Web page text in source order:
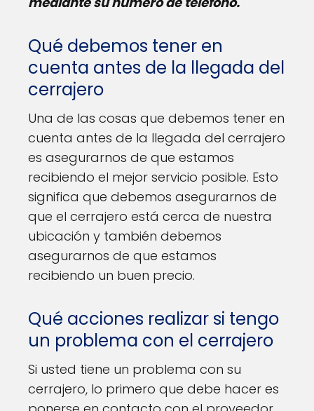
Qué debemos tener en
cuenta antes de la llegada del
cerrajero
Una de las cosas que debemos tener en
cuenta antes de la llegada del cerrajero
es asegurarnos de que estamos
recibiendo el mejor servicio posible. Esto
significa que debemos asegurarnos de
que el cerrajero está cerca de nuestra
ubicación y también debemos
asegurarnos de que estamos
recibiendo un buen precio.
Qué acciones realizar si tengo
un problema con el cerrajero
Si usted tiene un problema con su
cerrajero, lo primero que debe hacer es